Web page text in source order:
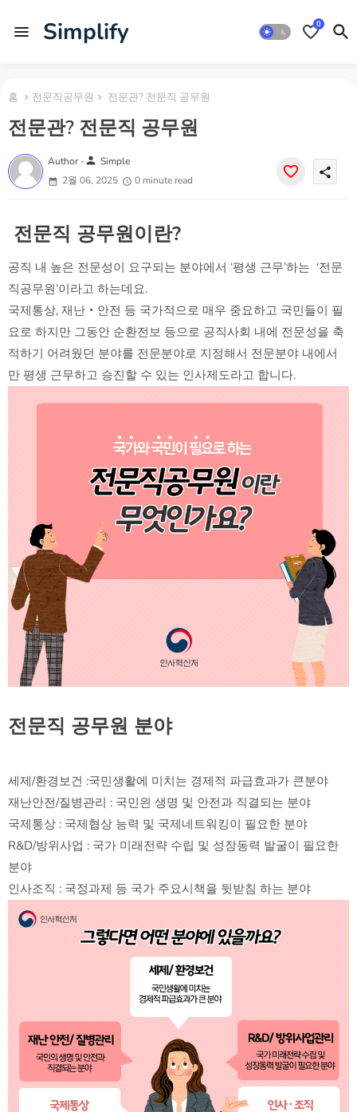
Simplify 0
홈 전문직공무원 전문관? 전문직 공무원
전문관? 전문직 공무원
Author -person Simple
2월 06, 2025
0 minute read
share
전문직 공무원이란?
공직 내 높은 전문성이 요구되는 분야에서 ‘평생 근무’하는 ‘전문
직공무원’이라고 하는데요.
국제통상, 재난‧안전 등 국가적으로 매우 중요하고 국민들이 필
요로 하지만 그동안 순환전보 등으로 공직사회 내에 전문성을 축
적하기 어려웠던 분야를 전문분야로 지정해서 전문분야 내에서
만 평생 근무하고 승진할 수 있는 인사제도라고 합니다.
전문직 공무원 분야
세제/환경보건 :국민생활에 미치는 경제적 파급효과가 큰분야
재난안전/질병관리 : 국민읜 생명 및 안전과 직결되는 분야
국제통상 : 국제협상 능력 및 국제네트워킹이 필요한 분야
R&D/방위사업 : 국가 미래전략 수립 및 성장동력 발굴이 필요한
분야
인사조직 : 국정과제 등 국가 주요시책을 뒷받침 하는 분야